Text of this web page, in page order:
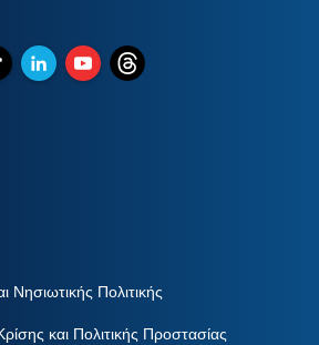
Νησιωτικής Πολιτικής
και Πολιτικής Προστασίας